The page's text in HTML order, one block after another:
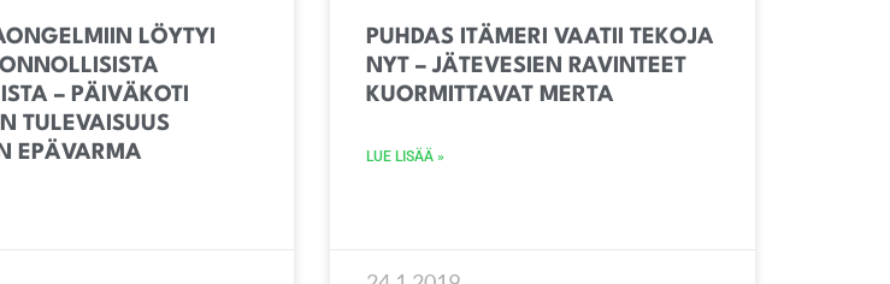
LÖYTYI
– PÄIVÄKOTI
TULEVAISUUS
EPÄVARMA
PUHDAS ITÄMERI VAATII TEKOJA
NYT – JÄTEVESIEN RAVINTEET
KUORMITTAVAT MERTA
LUE LISÄÄ »